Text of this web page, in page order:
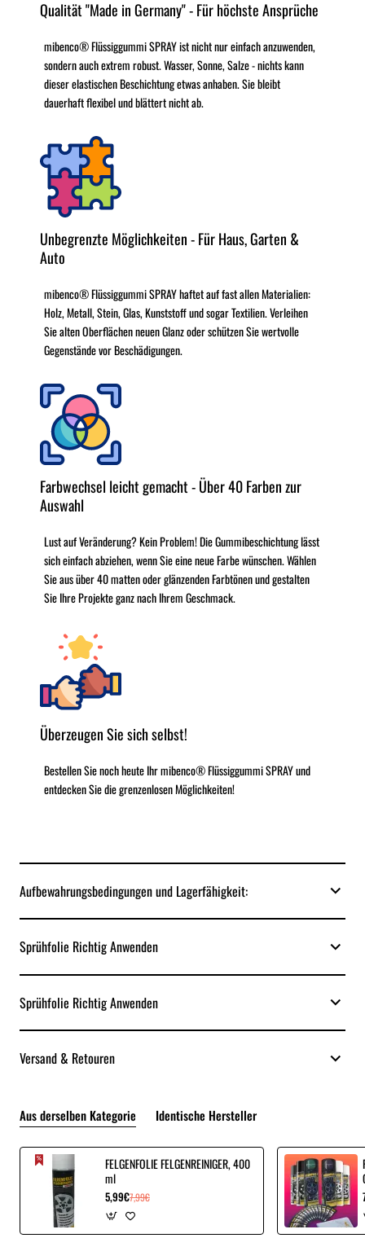
Qualität "Made in Germany" - Für höchste Ansprüche
mibenco® Flüssiggummi SPRAY ist nicht nur einfach anzuwenden,
sondern auch extrem robust. Wasser, Sonne, Salze - nichts kann
dieser elastischen Beschichtung etwas anhaben. Sie bleibt
dauerhaft flexibel und blättert nicht ab.
Unbegrenzte Möglichkeiten - Für Haus, Garten &
Auto
mibenco® Flüssiggummi SPRAY haftet auf fast allen Materialien:
Holz, Metall, Stein, Glas, Kunststoff und sogar Textilien. Verleihen
Sie alten Oberflächen neuen Glanz oder schützen Sie wertvolle
Gegenstände vor Beschädigungen.
Farbwechsel leicht gemacht - Über 40 Farben zur
Auswahl
Lust auf Veränderung? Kein Problem! Die Gummibeschichtung lässt
sich einfach abziehen, wenn Sie eine neue Farbe wünschen. Wählen
Sie aus über 40 matten oder glänzenden Farbtönen und gestalten
Sie Ihre Projekte ganz nach Ihrem Geschmack.
Überzeugen Sie sich selbst!
Bestellen Sie noch heute Ihr mibenco® Flüssiggummi SPRAY und
entdecken Sie die grenzenlosen Möglichkeiten!
Aufbewahrungsbedingungen und Lagerfähigkeit:
Sprühfolie Richtig Anwenden
Sprühfolie Richtig Anwenden
Versand & Retouren
Aus derselben Kategorie Identische Hersteller
FELGENFOLIE FELGENREINIGER, 400
ml
5,99€7,99€